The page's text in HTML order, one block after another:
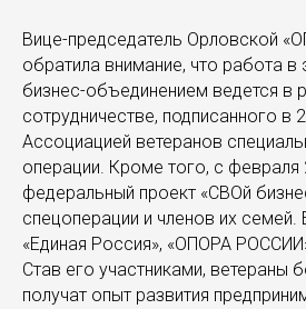
Вице-председатель Орловской
обратила внимание, что работа в
бизнес-объединением ведется в
сотрудничестве, подписанного в
Ассоциацией ветеранов
операции. Кроме того, с февраля
федеральный проект «СВОй
спецоперации и членов их семей.
«Единая Россия», «ОПОРА
Став его участниками, ветераны
получат опыт развития